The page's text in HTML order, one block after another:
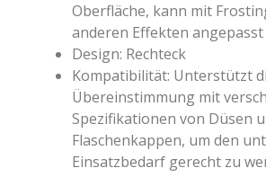
Oberfläche, kann mit
anderen Effekten
Design: Rechteck
Kompatibilität: Unterstützt
Übereinstimmung mit
Spezifikationen von Düsen
Flaschenkappen, um den
Einsatzbedarf gerecht zu